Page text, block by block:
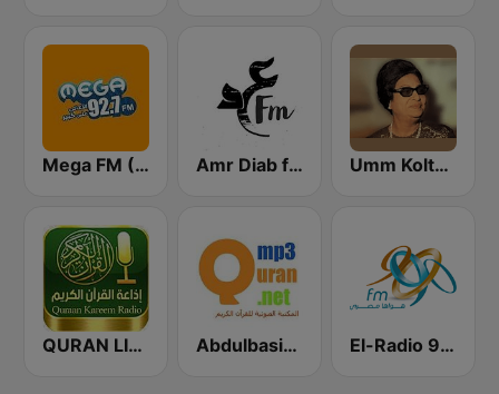
Mega FM (ميجا إف إم) Amr Diab fm عمرو دياب Umm Kolthoum راديو أم كلثوم
QURAN LIVE RADIO Abdulbasit Abdulsamad WARSH Radio El-Radio‎ 9090 (الراديو٩٠٩٠)